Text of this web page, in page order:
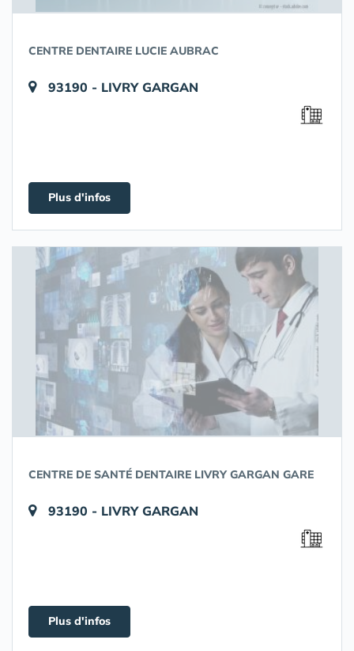
CENTRE DENTAIRE LUCIE AUBRAC
93190 - LIVRY GARGAN
Plus d'infos
CENTRE DE SANTÉ DENTAIRE LIVRY GARGAN GARE
93190 - LIVRY GARGAN
Plus d'infos